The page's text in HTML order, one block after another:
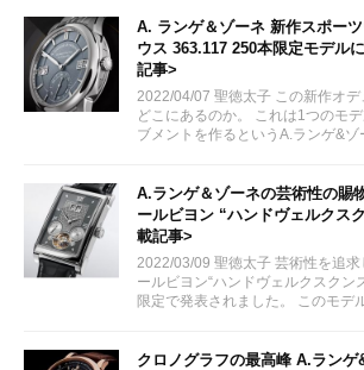
A. ランゲ＆ゾーネ 新作スポー
ウス 363.117 250本限定モデル
記事>
2022/04/07 聖徳太子 この新作オ
どこにあるのか。 これは1つのモ
ブメントを作るというA.ランゲ&
A.ランゲ＆ゾーネの芸術性の賜
ールビヨン “ハンドヴェルクス
載記事>
2022/03/09 聖徳太子 芸術性を追
ールビヨン“ハンドヴェルクスクン
限定で発表されました。 このモデ
クロノグラフの最高峰 A.ランゲ